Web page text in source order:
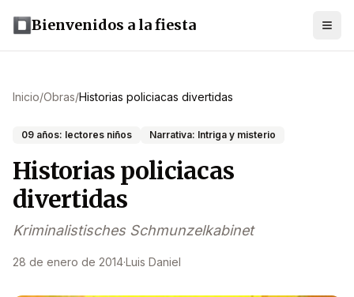
Bienvenidos a la fiesta
Inicio/Obras/Historias policiacas divertidas
09 años: lectores niños Narrativa: Intriga y misterio
Historias policiacas
divertidas
Kriminalistisches Schmunzelkabinet
28 de enero de 2014·Luis Daniel